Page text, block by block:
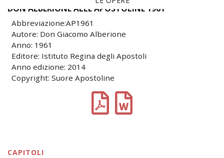
DON ALBERIONE ALLE APOSTOLINE 1961
Abbreviazione:AP1961
Autore: Don Giacomo Alberione
Anno: 1961
Editore: Istituto Regina degli Apostoli
Anno edizione: 2014
Copyright: Suore Apostoline
CAPITOLI